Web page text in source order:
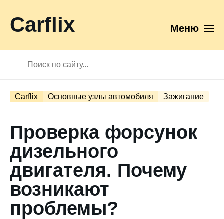
Carflix Меню
Carflix Основные узлы автомобиля Зажигание
Проверка форсунок
дизельного
двигателя. Почему
возникают
проблемы?